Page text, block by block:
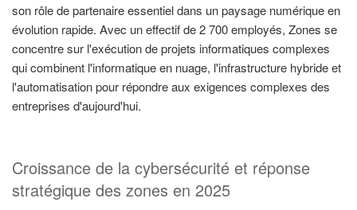
son rôle de partenaire essentiel dans un paysage numérique en
évolution rapide. Avec un effectif de 2 700 employés, Zones se
concentre sur l'exécution de projets informatiques complexes
qui combinent l'informatique en nuage, l'infrastructure hybride et
l'automatisation pour répondre aux exigences complexes des
entreprises d'aujourd'hui.
Croissance de la cybersécurité et réponse
stratégique des zones en 2025